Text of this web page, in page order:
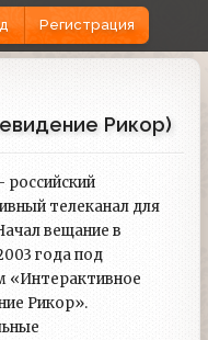
Регистрация
Рикор)
российский
телеканал для
вещание в
года под
«Интерактивное
Рикор».